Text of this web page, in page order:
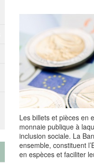
Les billets et pièces en
monnaie publique à
inclusion sociale. La
ensemble, constituent
en espèces et faciliter